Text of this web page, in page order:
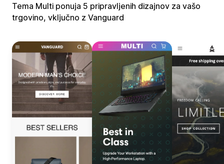
Tema Multi ponuja 5 pripravljenih dizajnov za vašo
trgovino, vključno z Vanguard